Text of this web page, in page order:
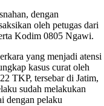
dengan
oleh petugas dari
Kodim 0805 Ngawi.
yang menjadi atensi
kasus curat oleh
TKP, tersebar di Jatim,
sudah melakukan
dengan pelaku